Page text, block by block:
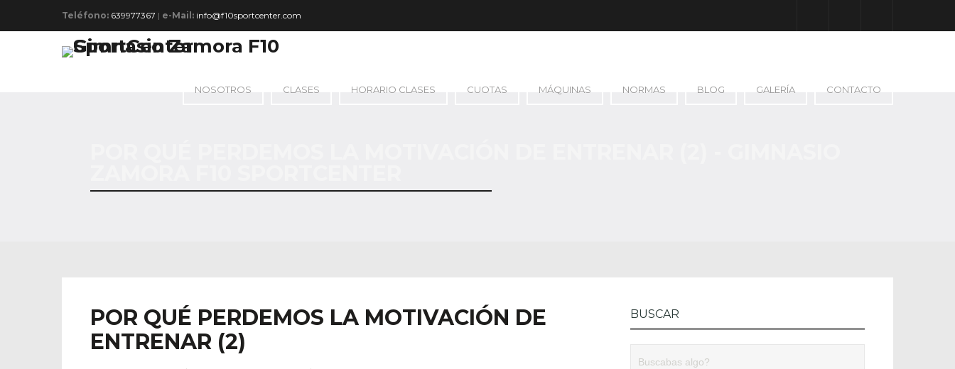
Teléfono: 639977367 | e-Mail: info@f10sportcenter.com
NOSOTROS CLASES HORARIO CLASES CUOTAS MÁQUINAS NORMAS BLOG GALERÍA CONTACTO
POR QUÉ PERDEMOS LA MOTIVACIÓN DE
ENTRENAR (2)
BUSCAR